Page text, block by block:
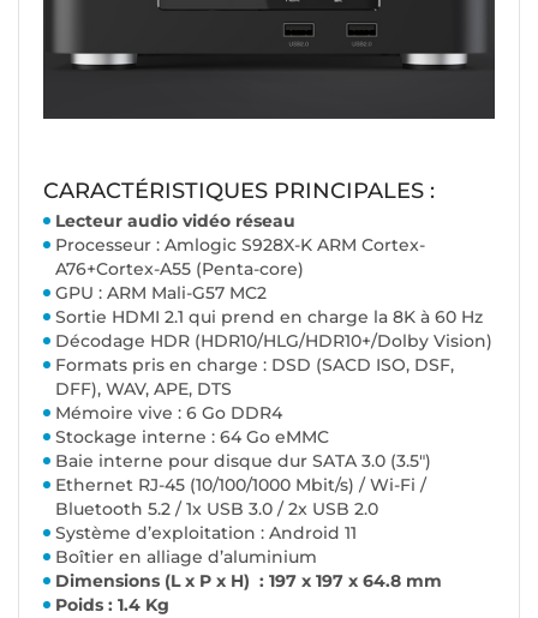
CARACTÉRISTIQUES PRINCIPALES :
Lecteur audio vidéo réseau
Processeur : Amlogic S928X-K ARM Cortex-
A76+Cortex-A55 (Penta-core)
GPU : ARM Mali-G57 MC2
Sortie HDMI 2.1 qui prend en charge la 8K à 60 Hz
Décodage HDR (HDR10/HLG/HDR10+/Dolby Vision)
Formats pris en charge : DSD (SACD ISO, DSF,
DFF), WAV, APE, DTS
Mémoire vive : 6 Go DDR4
Stockage interne : 64 Go eMMC
Baie interne pour disque dur SATA 3.0 (3.5")
Ethernet RJ-45 (10/100/1000 Mbit/s) / Wi-Fi /
Bluetooth 5.2 / 1x USB 3.0 / 2x USB 2.0
Système d’exploitation : Android 11
Boîtier en alliage d’aluminium
Dimensions (L x P x H) : 197 x 197 x 64.8 mm
Poids : 1.4 Kg